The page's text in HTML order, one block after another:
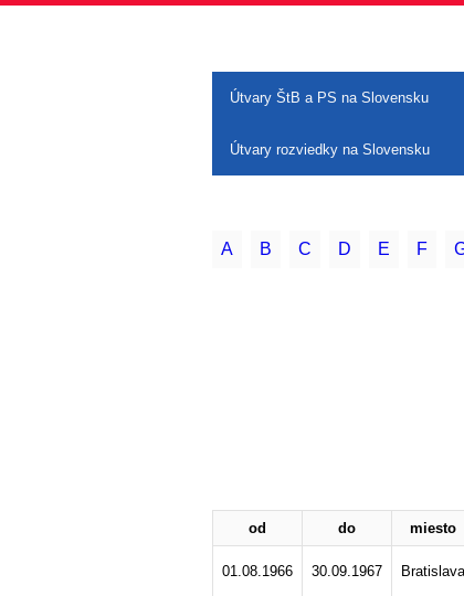
Útvary ŠtB a PS na Slovensku
Útvary rozviedky na Slovensku
A B C D E F
od do miesto
01.08.1966 30.09.1967 Bratislava